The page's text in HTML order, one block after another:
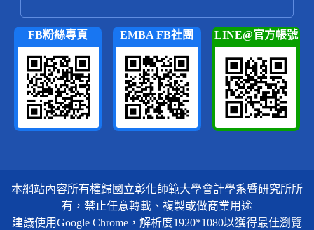
FB粉絲專頁 EMBA FB社團 LINE@官方帳號
本網站內容所有權歸國立彰化師範大學會計學系暨研究所所
有，禁止任意轉載、複製或做商業用途
建議使用Google Chrome，解析度1920*1080以獲得最佳瀏覽